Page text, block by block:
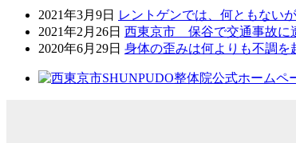
2021年3月9日 レントゲンでは、何ともない
2021年2月26日 西東京市 保谷で交通事故に
2020年6月29日 身体の歪みは何よりも不調を